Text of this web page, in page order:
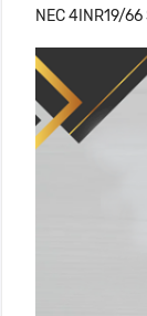
NEC 4INR19/